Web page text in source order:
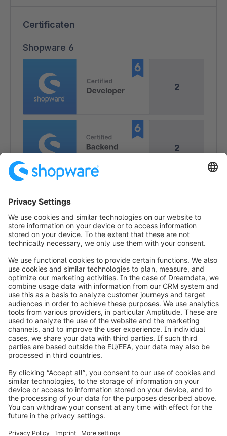
Certificaten
Shopware 6
2
2
info@shopware.com
Over Shopware
Product
Oplossingen